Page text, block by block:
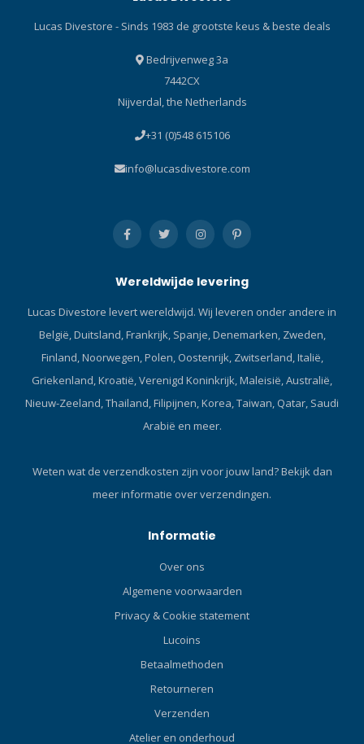
blijft. De grote purge-knop,
materialen, maakt integraal
deel uit van het frontcover
versierd met een stalen
bediening zelfs met dikke
doorgang van water,
wordt verminderd en, door
voor- en zijopeningen,
gevolg van de kracht van
afgebogen door de voorste
afdekking, wordt vermeden.
Door zijn unieke geometrie
voorkomt de
uitlaatdeflector dat water
via de uitlaatklep de tweede
trap binnendringt, zelfs bij
uitgeblazen luchtbellen
naar de zijkanten van het
hinderlijke luchtbellen
gloednieuwe 2-materiaal LP-
slangbeschermers
merk en geven het structuur
en stabiliteit, opnieuw
ontworpen in diameter en
LP-slangen te vermijden, het
genereert een
geoptimaliseerde en
Lucas Divestore - Sinds 1983 de grootste keus & beste deals
Bedrijvenweg 3a
7442CX
Nijverdal, the Netherlands
+31 (0)548 615106
info@lucasdivestore.com
Wereldwijde levering
Lucas Divestore levert wereldwijd. Wij leveren onder andere in
België, Duitsland, Frankrijk, Spanje, Denemarken, Zweden,
Finland, Noorwegen, Polen, Oostenrijk, Zwitserland, Italië,
Griekenland, Kroatië, Verenigd Koninkrijk, Maleisië, Australië,
Nieuw-Zeeland, Thailand, Filipijnen, Korea, Taiwan, Qatar, Saudi
Arabië en meer.
Weten wat de verzendkosten zijn voor jouw land?Bekijk dan
meer informatie over verzendingen.
Informatie
Over ons
Algemene voorwaarden
Privacy & Cookie statement
Lucoins
Betaalmethoden
Retourneren
Verzenden
Atelier en onderhoud